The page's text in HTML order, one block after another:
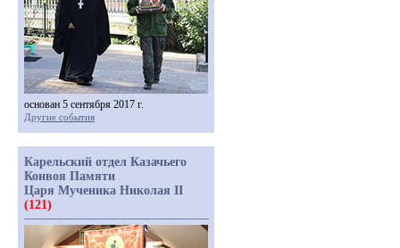
основан 5 сентября 2017 г.
Другие события
Карельский отдел Казачьего
Конвоя Памяти
Царя Мученика Николая II
(121)